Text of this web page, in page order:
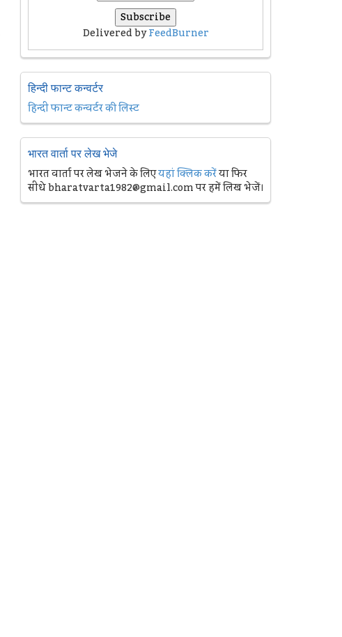
Delivered byFeedBurner
हिन्दी फान्ट कन्वर्टर
हिन्दी फान्ट कन्वर्टर की लिस्ट
भारत वार्ता पर लेख भेजे
भारत वार्ता पर लेख भेजने के लिएयहां क्लिक करेंया फिर
सीधे bharatvarta1982@gmail.com पर हमें लिख भेजें।